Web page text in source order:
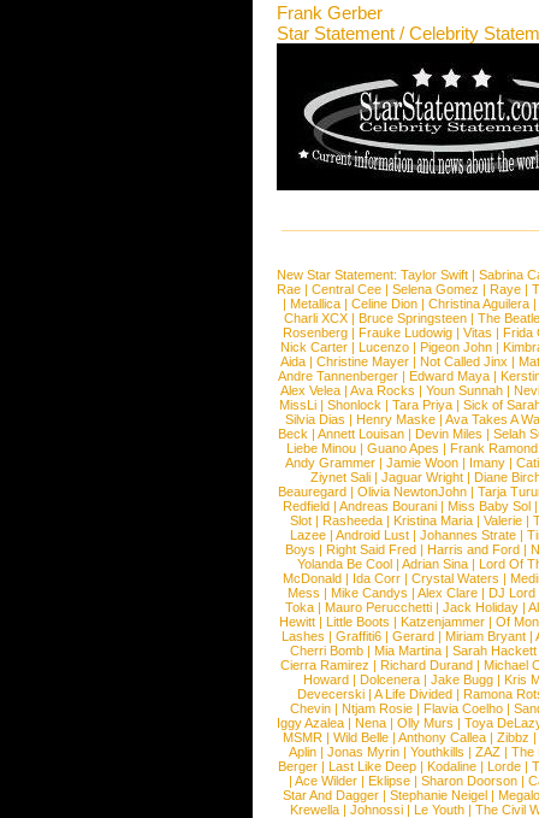
Frank Gerber
Star Statement / Celebrity
New Star Statement: Taylor Swift | Sabrina
Rae |Central Cee |Selena Gomez |Raye |
| Metallica | Celine Dion | Christina Aguilera |
Charli XCX |Bruce Springsteen |The
Rosenberg | Frauke Ludowig | Vitas | Frida
Nick Carter | Lucenzo | Pigeon John |
Aida |Christine Mayer |Not Called Jinx |
Andre Tannenberger | Edward Maya |
Alex Velea | Ava Rocks | Youn Sunnah |
MissLi | Shonlock | Tara Priya | Sick of
Silvia Dias |Henry Maske |Ava Takes A
Beck |Annett Louisan |Devin Miles |Selah
Liebe Minou |Guano Apes |Frank Ramond
Andy Grammer |Jamie Woon | Imany |
Ziynet Sali |Jaguar Wright |Diane
Beauregard |Olivia NewtonJohn |Tarja
Redfield | Andreas Bourani | Miss Baby Sol
Slot | Rasheeda | Kristina Maria | Valerie |
Lazee | Android Lust | Johannes Strate |
Boys | Right Said Fred | Harris and Ford |
Yolanda Be Cool |Adrian Sina |Lord Of
McDonald | Ida Corr |Crystal Waters |
Mess | Mike Candys | Alex Clare | DJ Lord
Toka | Mauro Perucchetti | Jack Holiday |
Hewitt |Little Boots |Katzenjammer |Of
Lashes |Graffiti6 |Gerard |Miriam Bryant |
Cherri Bomb | Mia Martina | Sarah Hackett
Cierra Ramirez | Richard Durand | Michael
Howard |Dolcenera |Jake Bugg |Kris
Devecerski |A Life Divided |Ramona
Chevin |Ntjam Rosie |Flavia Coelho |
Iggy Azalea | Nena | Olly Murs | Toya
MSMR |Wild Belle |Anthony Callea |Zibbz
Aplin | Jonas Myrin | Youthkills | ZAZ | The
Berger |Last Like Deep |Kodaline |Lorde |
|Ace Wilder |Eklipse |Sharon Doorson |
Star And Dagger | Stephanie Neigel |
Krewella | Johnossi | Le Youth | The Civil